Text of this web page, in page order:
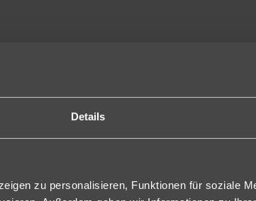
Details
zu personalisieren, Funktionen für soziale
Badewanne, Jacuzzi, Wohnbereich, Schlafbereich
Die gemütlich eingerichteten Doppel Superior
mit Poolblick (DSP), seitlichem Meerblick (D2S)
Up: Die Doppel Superior Swim Up (DWP) sind
zur Alleinnutzung buchbar (EWP).
Die Doppel Deluxe Meerblick (DM2) sind bei